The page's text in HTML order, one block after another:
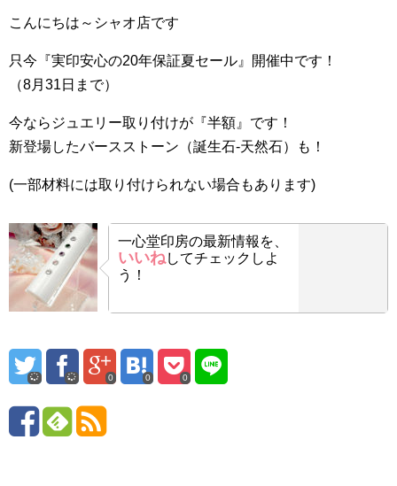
こんにちは～シャオ店です
只今『実印安心の20年保証夏セール』開催中です！
（8月31日まで）
今ならジュエリー取り付けが『半額』です！
新登場したバースストーン（誕生石-天然石）も！
(一部材料には取り付けられない場合もあります)
一心堂印房の最新情報を、
いいねしてチェックしよ
う！
0 0 0